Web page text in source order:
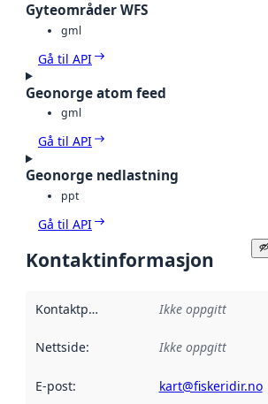
Gyteområder WFS
gml
Gå til API
Geonorge atom feed
gml
Gå til API
Geonorge nedlastning
ppt
Gå til API
Kontaktinformasjon
Kontaktpunkt Ikke oppgitt
Nettside: Ikke oppgitt
E-post: kart@fiskeridir.no